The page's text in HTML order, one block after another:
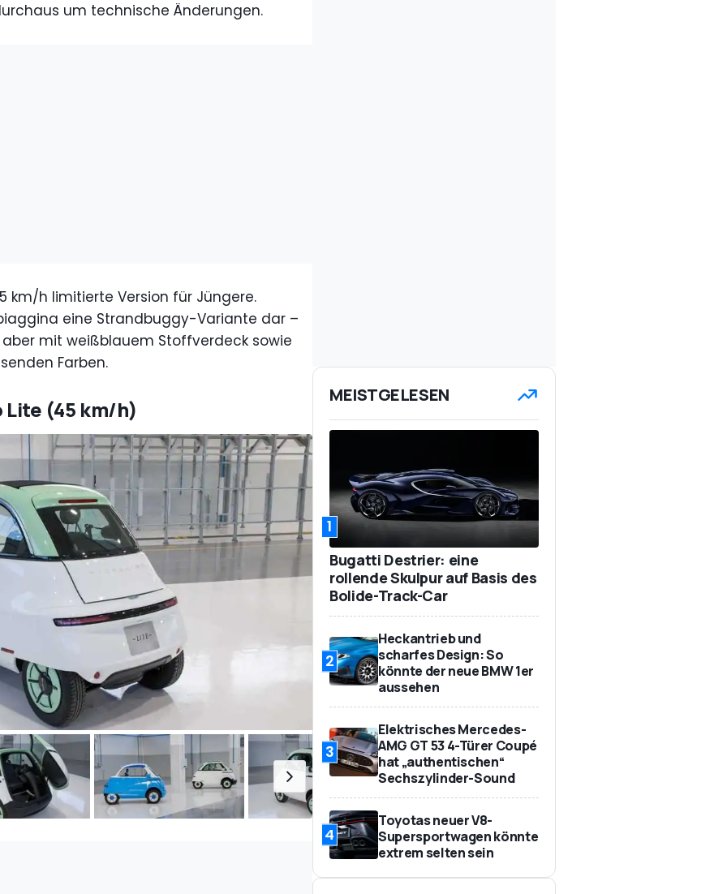
um technische Änderungen.
km/h limitierte Version für Jüngere.
eine Strandbuggy-Variante dar –
mit weißblauem Stoffverdeck sowie
Farben.
(45 km/h)
MEISTGELESEN
1
Bugatti Destrier: eine
rollende Skulpur auf Basis des
Bolide-Track-Car
2
Heckantrieb und
scharfes Design: So
könnte der neue BMW 1er
aussehen
3
Elektrisches Mercedes-
AMG GT 53 4-Türer Coupé
hat „authentischen“
Sechszylinder-Sound
4
Toyotas neuer V8-
Supersportwagen könnte
extrem selten sein